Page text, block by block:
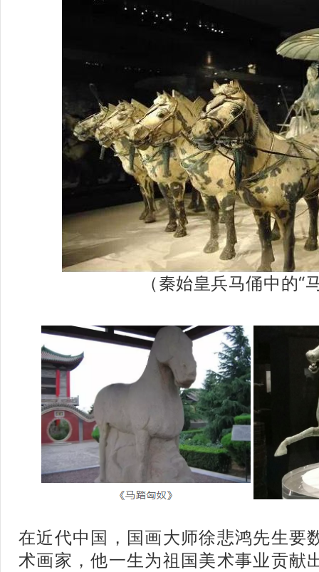
（秦始皇兵马俑中的“
在近代中国，国画大师徐悲鸿先生要
术画家，他一生为祖国美术事业贡献